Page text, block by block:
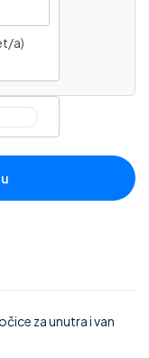
a)
za unutra i van